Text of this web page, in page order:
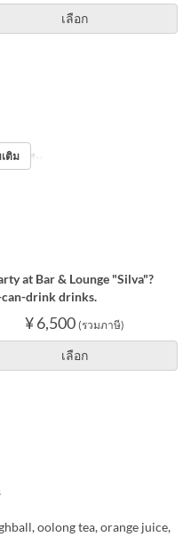
เลือก
ลางคืน
ติม
at Bar & Lounge "Silva"?
can-drink drinks.
¥ 6,500 (รวมภาษี)
เลือก
oolong tea, orange juice,